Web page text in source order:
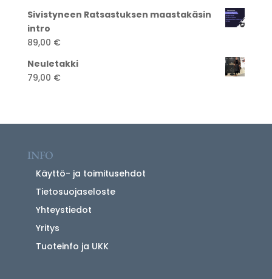
oli:
on:
Sivistyneen Ratsastuksen maastakäsin
intro
89,00 €
Neuletakki
79,00 €
INFO
Käyttö- ja toimitusehdot
Tietosuojaseloste
Yhteystiedot
Yritys
Tuoteinfo ja UKK